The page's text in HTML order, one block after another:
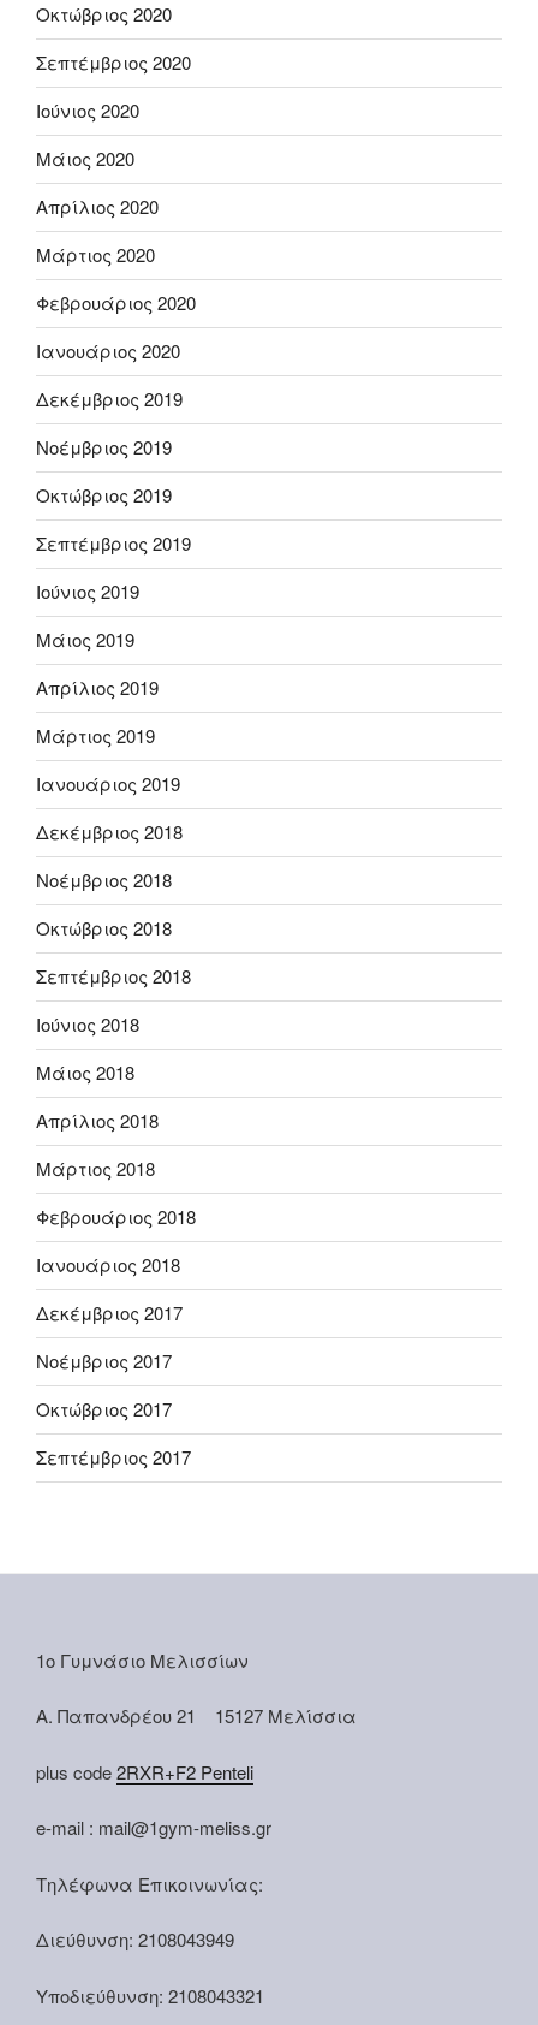
Οκτώβριος 2020
Σεπτέμβριος 2020
Ιούνιος 2020
Μάιος 2020
Απρίλιος 2020
Μάρτιος 2020
Φεβρουάριος 2020
Ιανουάριος 2020
Δεκέμβριος 2019
Νοέμβριος 2019
Οκτώβριος 2019
Σεπτέμβριος 2019
Ιούνιος 2019
Μάιος 2019
Απρίλιος 2019
Μάρτιος 2019
Ιανουάριος 2019
Δεκέμβριος 2018
Νοέμβριος 2018
Οκτώβριος 2018
Σεπτέμβριος 2018
Ιούνιος 2018
Μάιος 2018
Απρίλιος 2018
Μάρτιος 2018
Φεβρουάριος 2018
Ιανουάριος 2018
Δεκέμβριος 2017
Νοέμβριος 2017
Οκτώβριος 2017
Σεπτέμβριος 2017
1ο Γυμνάσιο Μελισσίων
Α. Παπανδρέου 21 15127 Μελίσσια
plus code2RXR+F2 Penteli
e-mail : mail@1gym-meliss.gr
Τηλέφωνα Επικοινωνίας:
Διεύθυνση: 2108043949
Υποδιεύθυνση: 2108043321